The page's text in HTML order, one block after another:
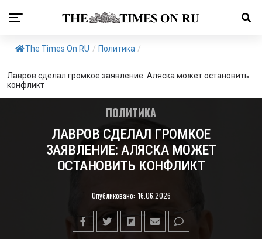
The Times On RU / Политика /
Лавров сделал громкое заявление: Аляска может остановить
конфликт
ПОЛИТИКА
ЛАВРОВ СДЕЛАЛ ГРОМКОЕ
ЗАЯВЛЕНИЕ: АЛЯСКА МОЖЕТ
ОСТАНОВИТЬ КОНФЛИКТ
Опубликовано: 16.06.2026